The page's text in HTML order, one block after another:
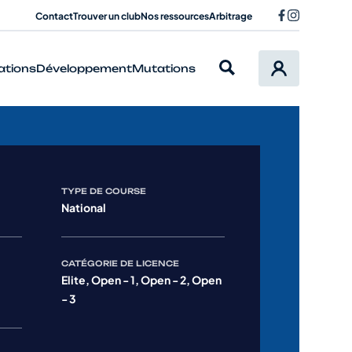
ContactTrouver un clubNos ressourcesArbitrage
DéveloppementMutations
TYPE DE COURSE
National
CATÉGORIE DE LICENCE
Elite, Open - 1, Open - 2, Open
- 3